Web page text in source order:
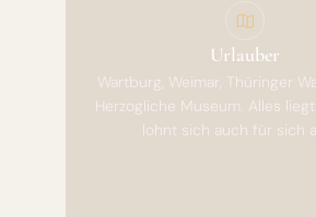
Urlauber
Wartburg, Weimar, Thüringer
Herzogliche Museum. Alles
lohnt sich auch für sich